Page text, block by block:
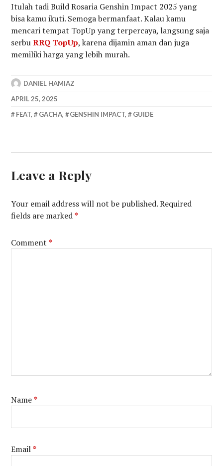
Itulah tadi Build Rosaria Genshin Impact 2025 yang
bisa kamu ikuti. Semoga bermanfaat. Kalau kamu
mencari tempat TopUp yang terpercaya, langsung saja
serbuRRQ TopUp, karena dijamin aman dan juga
memiliki harga yang lebih murah.
DANIEL HAMIAZ
APRIL 25, 2025
FEAT, GACHA, GENSHIN IMPACT, GUIDE
Leave a Reply
Your email address will not be published. Required
fields are marked*
Comment*
Name*
Email*